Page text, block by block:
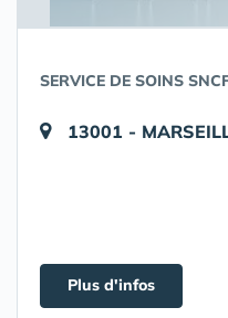
SERVICE DE SOINS
13001 -
Plus d'infos